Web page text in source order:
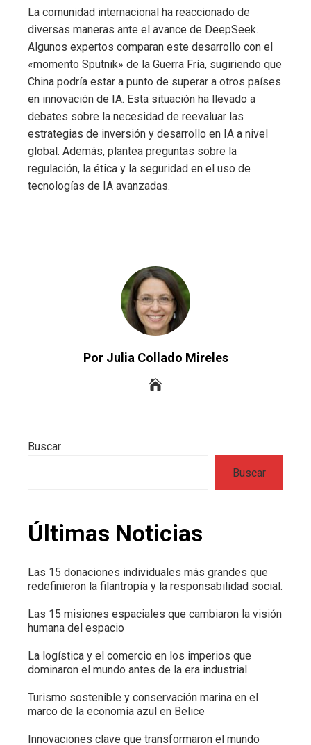
La comunidad internacional ha reaccionado de
diversas maneras ante el avance de DeepSeek.
Algunos expertos comparan este desarrollo con el
«momento Sputnik» de la Guerra Fría, sugiriendo que
China podría estar a punto de superar a otros países
en innovación de IA. Esta situación ha llevado a
debates sobre la necesidad de reevaluar las
estrategias de inversión y desarrollo en IA a nivel
global. Además, plantea preguntas sobre la
regulación, la ética y la seguridad en el uso de
tecnologías de IA avanzadas.
Por Julia Collado Mireles
Buscar
Buscar
Últimas Noticias
Las 15 donaciones individuales más grandes que
redefinieron la filantropía y la responsabilidad social.
Las 15 misiones espaciales que cambiaron la visión
humana del espacio
La logística y el comercio en los imperios que
dominaron el mundo antes de la era industrial
Turismo sostenible y conservación marina en el
marco de la economía azul en Belice
Innovaciones clave que transformaron el mundo